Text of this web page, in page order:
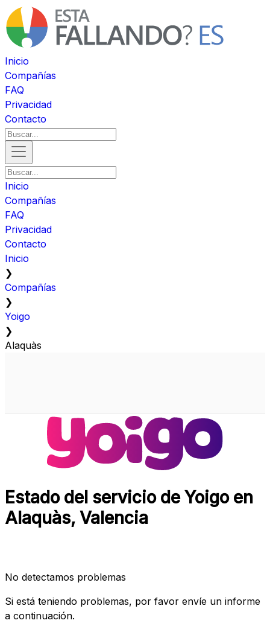
Inicio
Compañías
FAQ
Privacidad
Contacto
Inicio
Compañías
FAQ
Privacidad
Contacto
Inicio
❯
Compañías
❯
Yoigo
❯
Alaquàs
Estado del servicio de Yoigo en
Alaquàs, Valencia
No detectamos problemas
Si está teniendo problemas, por favor envíe un informe
a continuación.